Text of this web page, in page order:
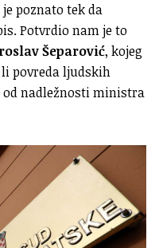
je poznato tek da
Potvrdio nam je to
Šeparović, kojeg
povreda ljudskih
od nadležnosti ministra